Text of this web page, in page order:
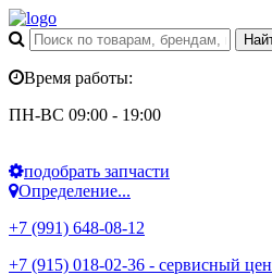
Время работы:
ПН-ВС 09:00 - 19:00
подобрать запчасти
Определение...
+7 (991) 648-08-12
+7 (915) 018-02-36 - сервисный